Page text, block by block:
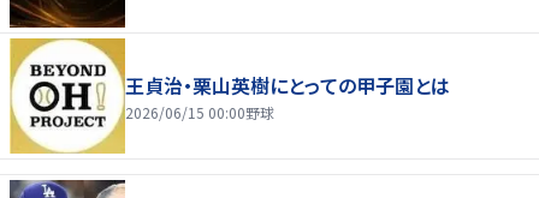
王貞治・栗山英樹にとっての甲子園とは
2026/06/15 00:00野球